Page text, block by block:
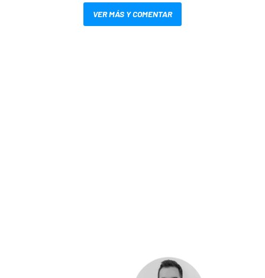
VER MÁS Y COMENTAR